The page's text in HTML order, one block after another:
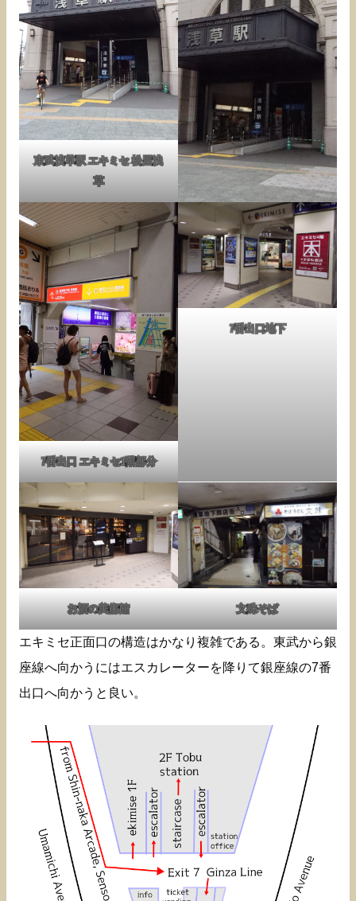
東武浅草駅 エキミセ 松屋浅
草
7番出口 エキミセ1階部分
7番出口地下
お酒の美術館 文殊そば
エキミセ正面口の構造はかなり複雑である。東武から銀
座線へ向かうにはエスカレーターを降りて銀座線の7番
出口へ向かうと良い。